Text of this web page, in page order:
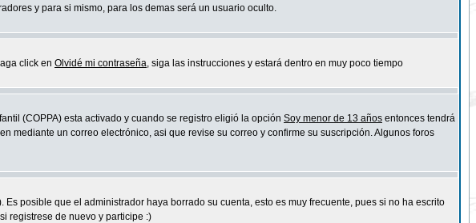
y para si mismo, para los demas será un usuario oculto.
click en Olvidé mi contraseña, siga las instrucciones y estará dentro en muy poco tiempo
(COPPA) esta activado y cuando se registro eligió la opción Soy menor de 13 años entonces tendrá
mediante un correo electrónico, asi que revise su correo y confirme su suscripción. Algunos foros
posible que el administrador haya borrado su cuenta, esto es muy frecuente, pues si no ha escrito
registrese de nuevo y participe :)